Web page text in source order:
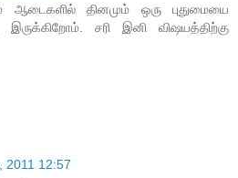
ஆடைகளில் தினமும் ஒரு புதுமையை
சரி இனி விஷயத்திற்கு
2011 12:57